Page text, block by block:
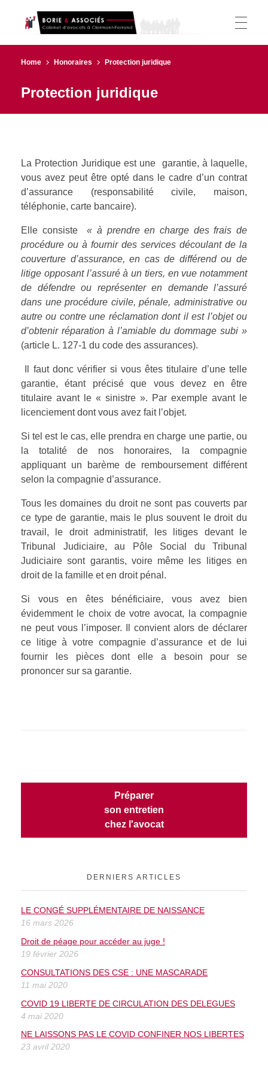
ACCUEIL
ACTIVITÉS
Droit du Travail
Droit des étrangers
Droit pénal
Sécurité Sociale
Droit civil
Droit de la Famille
Avocat de l’enfant
CSE
CSE (CE/DUP/DP)
SSCT
HONORAIRES
Aide Juridictionnelle
Protection juridique
CONTACT
Home Honoraires Protection juridique
Protection juridique
La Protection Juridique est une garantie, à laquelle,
vous avez peut être opté dans le cadre d’un contrat
d’assurance (responsabilité civile, maison,
téléphonie, carte bancaire).
Elle consiste« à prendre en charge des frais de
procédure ou à fournir des services découlant de la
couverture d’assurance, en cas de différend ou de
litige opposant l’assuré à un tiers, en vue notamment
de défendre ou représenter en demande l’assuré
dans une procédure civile, pénale, administrative ou
autre ou contre une réclamation dont il est l’objet ou
d’obtenir réparation à l’amiable du dommage subi »
(article L. 127-1 du code des assurances).
Il faut donc vérifier si vous êtes titulaire d’une telle
garantie, étant précisé que vous devez en être
titulaire avant le « sinistre ». Par exemple avant le
licenciement dont vous avez fait l’objet.
Si tel est le cas, elle prendra en charge une partie, ou
la totalité de nos honoraires, la compagnie
appliquant un barème de remboursement différent
selon la compagnie d’assurance.
Tous les domaines du droit ne sont pas couverts par
ce type de garantie, mais le plus souvent le droit du
travail, le droit administratif, les litiges devant le
Tribunal Judiciaire, au Pôle Social du Tribunal
Judiciaire sont garantis, voire même les litiges en
droit de la famille et en droit pénal.
Si vous en êtes bénéficiaire, vous avez bien
évidemment le choix de votre avocat, la compagnie
ne peut vous l’imposer. Il convient alors de déclarer
ce litige à votre compagnie d’assurance et de lui
fournir les pièces dont elle a besoin pour se
prononcer sur sa garantie.
Préparer
son entretien
chez l'avocat
DERNIERS ARTICLES
LE CONGÉ SUPPLÉMENTAIRE DE NAISSANCE
16 mars 2026
Droit de péage pour accéder au juge !
19 février 2026
CONSULTATIONS DES CSE : UNE MASCARADE
11 mai 2020
COVID 19 LIBERTE DE CIRCULATION DES DELEGUES
4 mai 2020
NE LAISSONS PAS LE COVID CONFINER NOS LIBERTES
23 avril 2020